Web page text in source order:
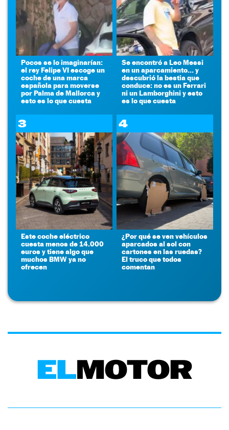
Pocos se lo imaginarían:
el rey Felipe VI escoge un
coche de una marca
española para moverse
por Palma de Mallorca y
esto es lo que cuesta
Se encontró a Leo Messi
en un aparcamiento... y
descubrió la bestia que
conduce: no es un Ferrari
ni un Lamborghini y esto
es lo que cuesta
3
Este coche eléctrico
cuesta menos de 14.000
euros y tiene algo que
muchos BMW ya no
ofrecen
4
¿Por qué se ven vehículos
aparcados al sol con
cartones en las ruedas?
El truco que todos
comentan